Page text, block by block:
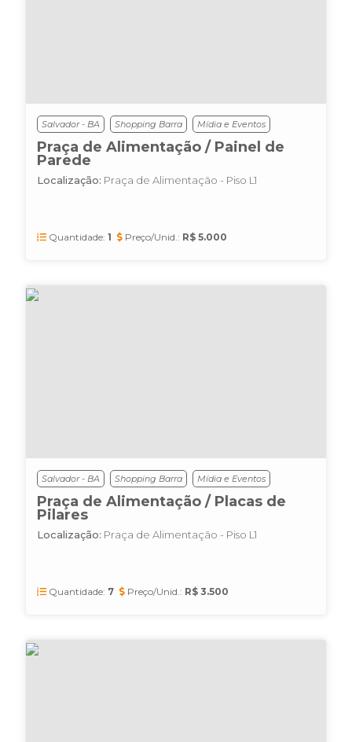
Salvador - BA Shopping Barra Mídia e Eventos
Praça de Alimentação / Painel de
Parede
Localização: Praça de Alimentação - Piso L1
Quantidade: 1 Preço/Unid.: R$ 5.000
Salvador - BA Shopping Barra Mídia e Eventos
Praça de Alimentação / Placas de
Pilares
Localização: Praça de Alimentação - Piso L1
Quantidade: 7 Preço/Unid.: R$ 3.500